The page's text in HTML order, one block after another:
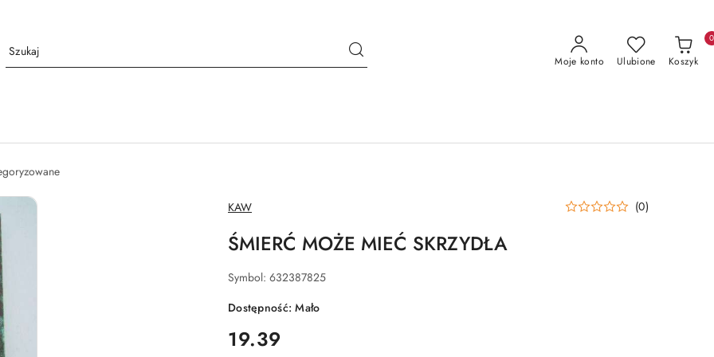
Moje konto Ulubione Koszyk
0
NAZWA
PRODUCENTA:
KAW (0)
ŚMIERĆ MOŻE MIEĆ SKRZYDŁA
Symbol: 632387825
Dostępność:Mało
cena:
19.39